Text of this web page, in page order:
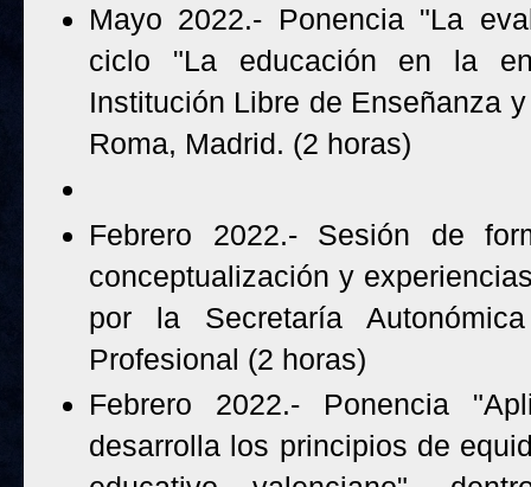
Mayo 2022.- Ponencia "La
ciclo "La educación en la
Institución Libre de Enseñanza
Roma, Madrid. (2 horas)
Febrero 2022.- Sesión de
conceptualización y
por la Secretaría
Profesional (2 horas)
Febrero 2022.- Ponencia
desarrolla los principios de